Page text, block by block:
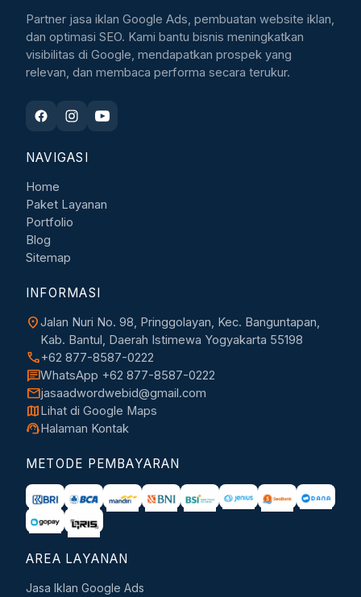
Partner jasa iklan Google Ads, pembuatan website iklan,
dan optimasi SEO. Kami bantu bisnis meningkatkan
visibilitas di Google, mendapatkan prospek yang
relevan, dan membaca performa secara terukur.
NAVIGASI
Home
Paket Layanan
Portfolio
Blog
Sitemap
INFORMASI
location_onJalan Nuri No. 98, Pringgolayan, Kec. Banguntapan,
Kab. Bantul, Daerah Istimewa Yogyakarta 55198
call+62 877-8587-0222
chatWhatsApp +62 877-8587-0222
mailjasaadwordwebid@gmail.com
mapLihat di Google Maps
support_agentHalaman Kontak
METODE PEMBAYARAN
AREA LAYANAN
Jasa Iklan Google Ads